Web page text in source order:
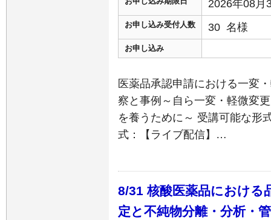
2026年08月
お申し込み受付人数 30 名様
お申し込み
医薬品承認申請における一変
察と事例～自ら一変・軽微変
を養うために～ 受講可能な形
式：【ライブ配信】…
8/31 核酸医薬品における
定と不純物分離・分析・